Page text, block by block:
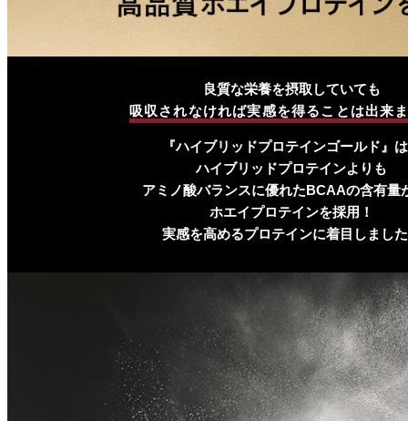
良質な栄養を摂取していても
吸収されなければ実感を得ることは出来
『ハイブリッドプロテインゴールド』
ハイブリッドプロテインよりも
アミノ酸バランスに優れたBCAAの含有量
ホエイプロテインを採用！
実感を高めるプロテインに着目しまし